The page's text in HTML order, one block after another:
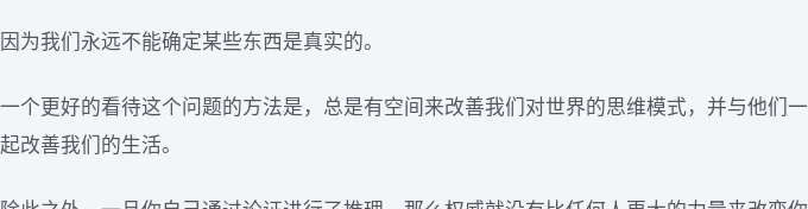
因为我们永远不能确定某些东西是真实的。
一个更好的看待这个问题的方法是，总是有空间来改善我们对世界的思维模式，并与他们一
起改善我们的生活。